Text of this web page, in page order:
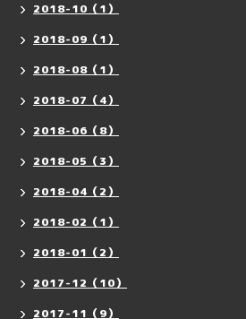
2018-10（1）
2018-09（1）
2018-08（1）
2018-07（4）
2018-06（8）
2018-05（3）
2018-04（2）
2018-02（1）
2018-01（2）
2017-12（10）
2017-11（9）